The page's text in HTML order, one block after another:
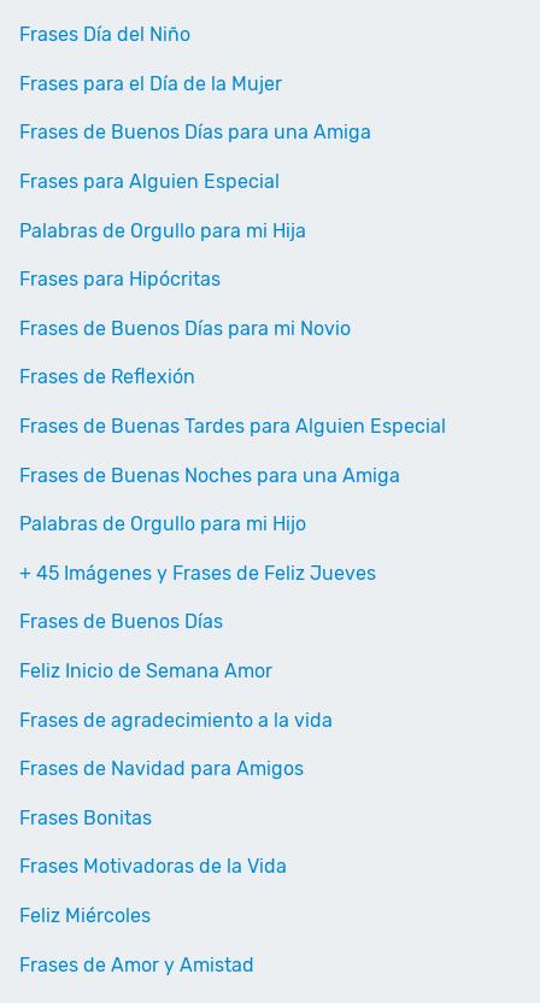
Frases Día del Niño
Frases para el Día de la Mujer
Frases de Buenos Días para una Amiga
Frases para Alguien Especial
Palabras de Orgullo para mi Hija
Frases para Hipócritas
Frases de Buenos Días para mi Novio
Frases de Reflexión
Frases de Buenas Tardes para Alguien Especial
Frases de Buenas Noches para una Amiga
Palabras de Orgullo para mi Hijo
+ 45 Imágenes y Frases de Feliz Jueves
Frases de Buenos Días
Feliz Inicio de Semana Amor
Frases de agradecimiento a la vida
Frases de Navidad para Amigos
Frases Bonitas
Frases Motivadoras de la Vida
Feliz Miércoles
Frases de Amor y Amistad